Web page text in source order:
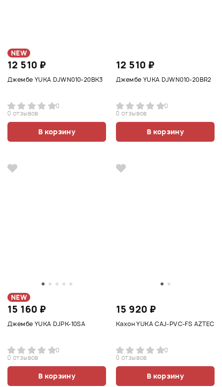
NEW
12 510 ₽
Джембе YUKA DJWN010-20BK3
0
0 отзывов
В корзину
12 510 ₽
Джембе YUKA DJWN010-20BR2
0
0 отзывов
В корзину
NEW
15 160 ₽
Джембе YUKA DJPK-10SA
0
0 отзывов
В корзину
15 920 ₽
Кахон YUKA CAJ-PVC-FS AZTEC
0
0 отзывов
В корзину